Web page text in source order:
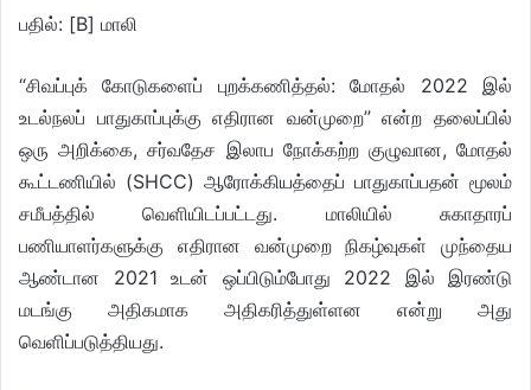
பதில்: [B] மாலி
“சிவப்புக் கோடுகளைப் புறக்கணித்தல்: மோதல் 2022 இல்
உடல்நலப் பாதுகாப்புக்கு எதிரான வன்முறை” என்ற தலைப்பில்
ஒரு அறிக்கை, சர்வதேச இலாப நோக்கற்ற குழுவான, மோதல்
கூட்டணியில் (SHCC) ஆரோக்கியத்தைப் பாதுகாப்பதன் மூலம்
சமீபத்தில் வெளியிடப்பட்டது. மாலியில் சுகாதாரப்
பணியாளர்களுக்கு எதிரான வன்முறை நிகழ்வுகள் முந்தைய
ஆண்டான 2021 உடன் ஒப்பிடும்போது 2022 இல் இரண்டு
மடங்கு அதிகமாக அதிகரித்துள்ளன என்று அது
வெளிப்படுத்தியது.